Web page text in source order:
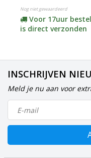
Nog niet gewaardeerd
Voor 17uur
is direct verzonden
INSCHRIJVEN
Meld je nu aan voor